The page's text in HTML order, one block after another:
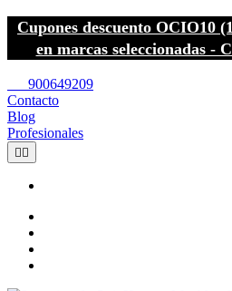
Cupones descuento OCIO10
en marcas seleccionadas -
900649209
Contacto
Blog
Profesionales
 